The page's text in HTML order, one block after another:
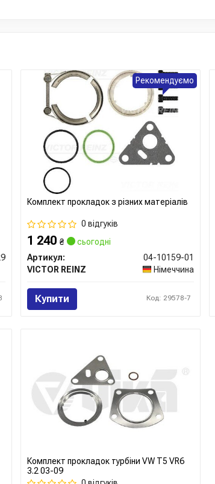
Комплект прокладок з різних матеріалів
0 відгуків
1 240 ₴
сьогодні
Артикул:
04-10159-01
VICTOR REINZ
Німеччина
Купити Код: 29578-7
Рекомендуємо
Комплект прокладок турбіни VW T5 VR6
3.2 03-09